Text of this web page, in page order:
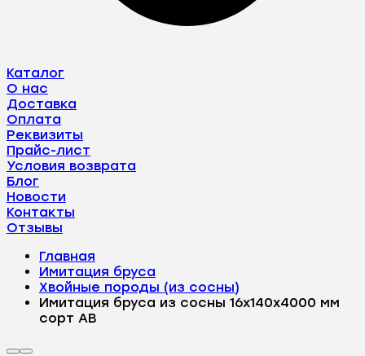
Каталог
О нас
Доставка
Оплата
Реквизиты
Прайс-лист
Условия возврата
Блог
Новости
Контакты
Отзывы
Главная
Имитация бруса
Хвойные породы (из сосны)
Имитация бруса из сосны 16x140x4000 мм
сорт AВ